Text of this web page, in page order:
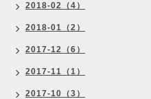
2018-02（4）
2018-01（2）
2017-12（6）
2017-11（1）
2017-10（3）